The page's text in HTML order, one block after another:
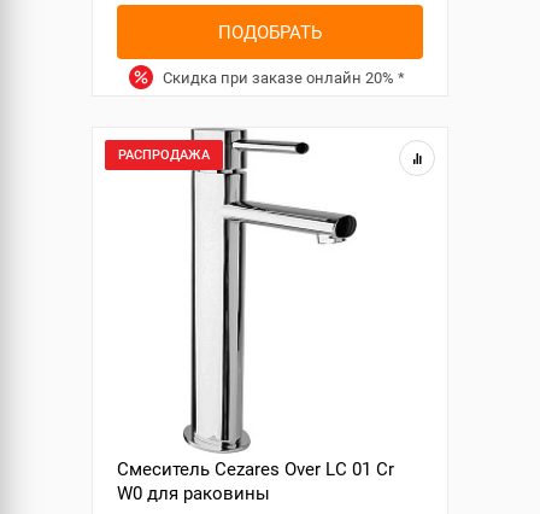
ПОДОБРАТЬ
Скидка при заказе онлайн 20% *
РАСПРОДАЖА
Смеситель Cezares Over LC 01 Cr
W0 для раковины